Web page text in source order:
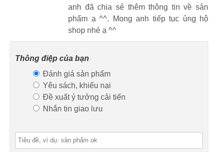
anh đã chia sẻ thêm thông tin về sản
phẩm ạ ^^. Mong anh tiếp tục ủng hộ
shop nhé ạ ^^
Thông điệp của bạn
Đánh giá sản phẩm
Yêu sách, khiếu nại
Đề xuất ý tưởng cải tiến
Nhắn tin giao lưu